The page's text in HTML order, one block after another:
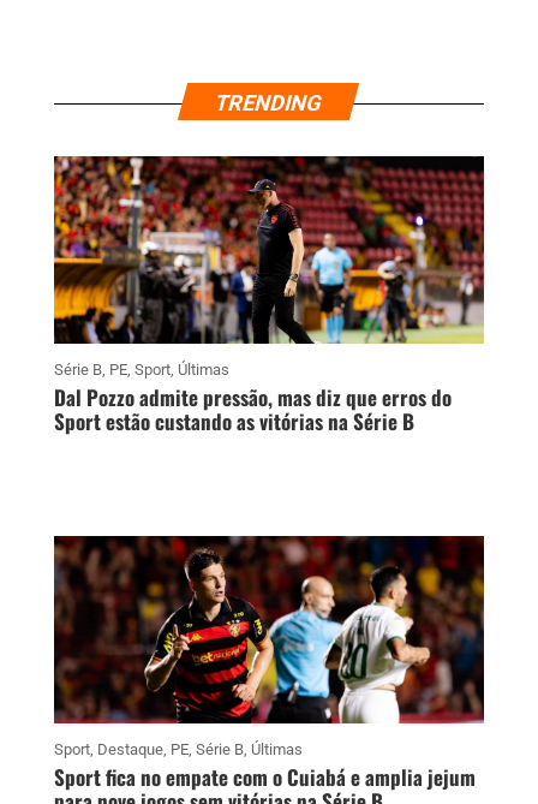
TRENDING
Série B, PE, Sport, Últimas
Dal Pozzo admite pressão, mas diz que erros do
Sport estão custando as vitórias na Série B
Sport, Destaque, PE, Série B, Últimas
Sport fica no empate com o Cuiabá e amplia jejum